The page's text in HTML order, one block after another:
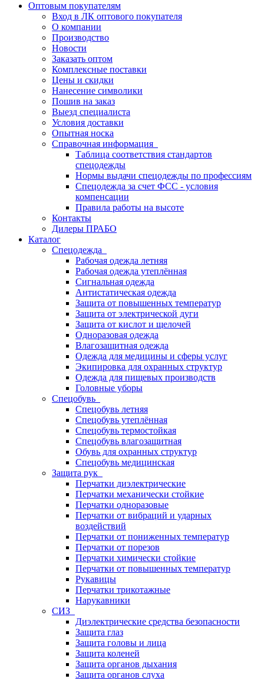
Оптовым покупателям
Вход в ЛК оптового покупателя
О компании
Производство
Новости
Заказать оптом
Комплексные поставки
Цены и скидки
Нанесение символики
Пошив на заказ
Выезд специалиста
Условия доставки
Опытная носка
Справочная информация
Таблица соответствия стандартов
спецодежды
Нормы выдачи спецодежды по профессиям
Спецодежда за счет ФСС - условия
компенсации
Правила работы на высоте
Контакты
Дилеры ПРАБО
Каталог
Спецодежда
Рабочая одежда летняя
Рабочая одежда утеплённая
Сигнальная одежда
Антистатическая одежда
Защита от повышенных температур
Защита от электрической дуги
Защита от кислот и щелочей
Одноразовая одежда
Влагозащитная одежда
Одежда для медицины и сферы услуг
Экипировка для охранных структур
Одежда для пищевых производств
Головные уборы
Спецобувь
Спецобувь летняя
Спецобувь утеплённая
Спецобувь термостойкая
Спецобувь влагозащитная
Обувь для охранных структур
Спецобувь медицинская
Защита рук
Перчатки диэлектрические
Перчатки механически стойкие
Перчатки одноразовые
Перчатки от вибраций и ударных
воздействий
Перчатки от пониженных температур
Перчатки от порезов
Перчатки химически стойкие
Перчатки от повышенных температур
Рукавицы
Перчатки трикотажные
Нарукавники
СИЗ
Диэлектрические средства безопасности
Защита глаз
Защита головы и лица
Защита коленей
Защита органов дыхания
Защита органов слуха